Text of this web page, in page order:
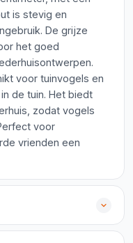
is stevig en
De grijze
het goed
voor tuinvogels en
de tuin. Het biedt
zodat vogels
voor
vrienden een